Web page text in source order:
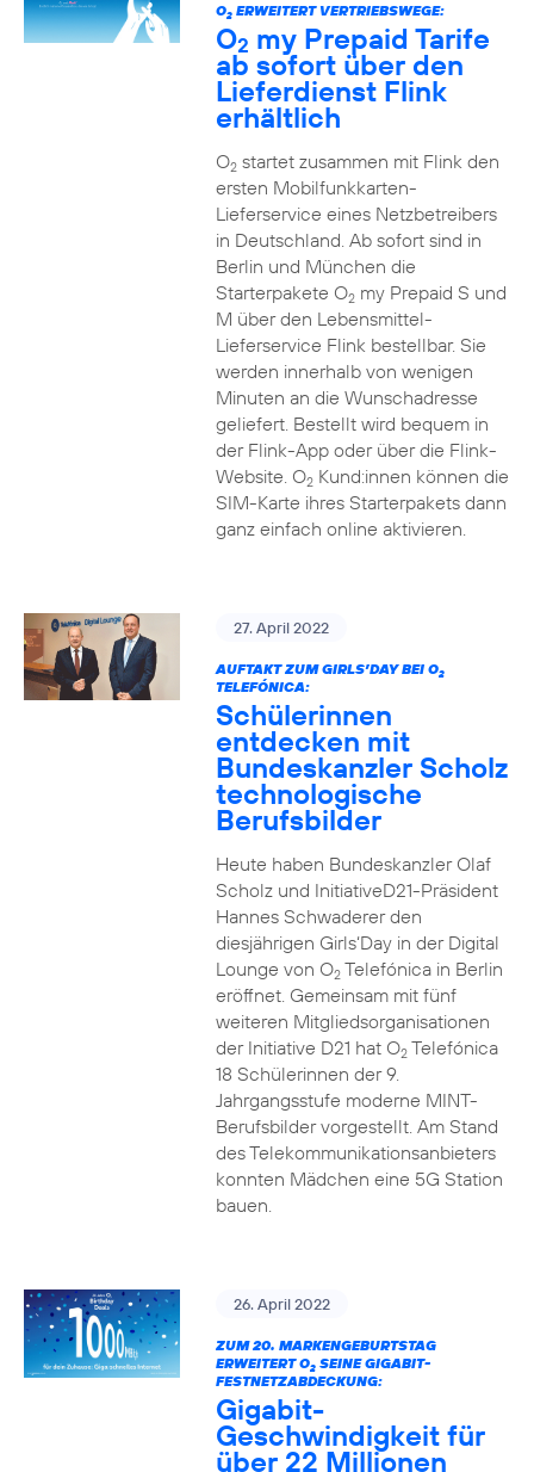
O2ERWEITERT VERTRIEBSWEGE:
O2 my Prepaid Tarife
ab sofort über den
Lieferdienst Flink
erhältlich
O2startet zusammen mit Flink den
ersten Mobilfunkkarten-
Lieferservice eines Netzbetreibers
in Deutschland. Ab sofort sind in
Berlin und München die
Starterpakete O2my Prepaid S und
M über den Lebensmittel-
Lieferservice Flink bestellbar. Sie
werden innerhalb von wenigen
Minuten an die Wunschadresse
geliefert. Bestellt wird bequem in
der Flink-App oder über die Flink-
Website. O2Kund:innen können die
SIM-Karte ihres Starterpakets dann
ganz einfach online aktivieren.
27. April 2022
AUFTAKT ZUM GIRLS’DAY BEI O2
TELEFÓNICA:
Schülerinnen
entdecken mit
Bundeskanzler Scholz
technologische
Berufsbilder
Heute haben Bundeskanzler Olaf
Scholz und InitiativeD21-Präsident
Hannes Schwaderer den
diesjährigen Girls‘Day in der Digital
Lounge von O2Telefónica in Berlin
eröffnet. Gemeinsam mit fünf
weiteren Mitgliedsorganisationen
der Initiative D21 hat O2Telefónica
18 Schülerinnen der 9.
Jahrgangsstufe moderne MINT-
Berufsbilder vorgestellt. Am Stand
des Telekommunikationsanbieters
konnten Mädchen eine 5G Station
bauen.
26. April 2022
ZUM 20. MARKENGEBURTSTAG
ERWEITERT O2SEINE GIGABIT-
FESTNETZABDECKUNG:
Gigabit-
Geschwindigkeit für
über 22 Millionen